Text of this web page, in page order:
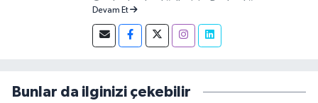
Cumhurbaşkanlığı İletişim Başkanlığı
2026 yılları arasında Demirören Haber Ajansı
(DHA) Kırıkkale Muhabiri olarak görev yapan
olarak sürdürmektedir.
Devam Et
Bunlar da ilginizi çekebilir